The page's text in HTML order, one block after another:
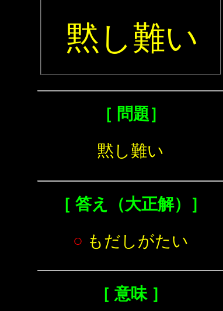
黙し難い
［ 問題］
黙し難い
［ 答え（大正解）］
○ もだしがたい
［ 意味 ］